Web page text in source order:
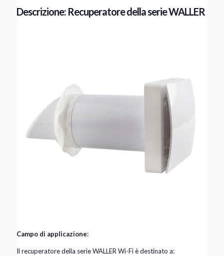
Descrizione: Recuperatore della serie WALLER
Campo di applicazione:
Il recuperatore della serie WALLER Wi-Fi è destinato a: